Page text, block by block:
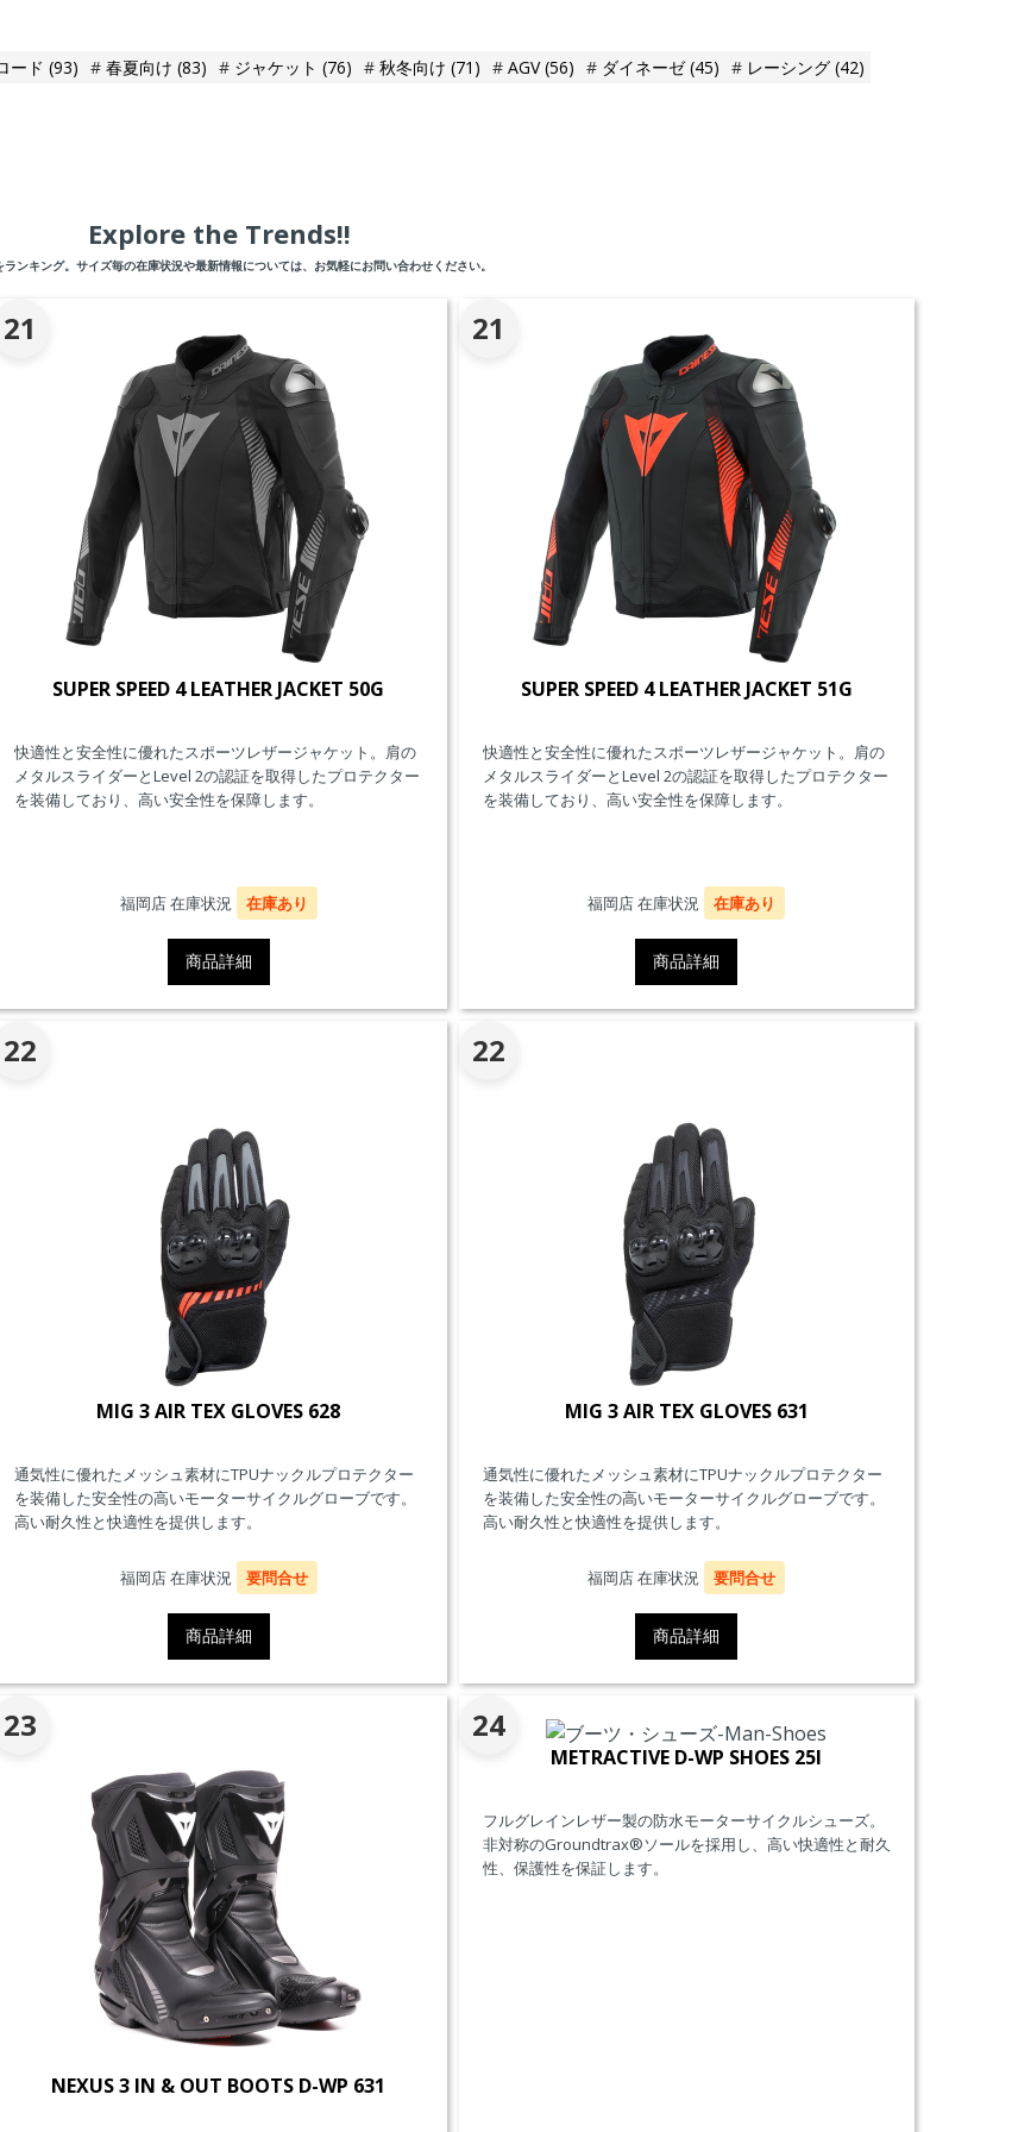
ード (93) 春夏向け (83) ジャケット (76) 秋冬向け (71) AGV(56) ダイネーゼ(45) レーシング (42)
Explore the Trends!!
ランキング。サイズ毎の在庫状況や最新情報については、お気軽にお問い合わせください。
21
SUPER SPEED 4 LEATHER JACKET 50G
快適性と安全性に優れたスポーツレザージャケット。肩の
メタルスライダーとLevel 2の認証を取得したプロテクター
を装備しており、高い安全性を保障します。
福岡店 在庫状況 在庫あり
商品詳細
21
SUPER SPEED 4 LEATHER JACKET 51G
快適性と安全性に優れたスポーツレザージャケット。肩の
メタルスライダーとLevel 2の認証を取得したプロテクター
を装備しており、高い安全性を保障します。
福岡店 在庫状況 在庫あり
商品詳細
22
MIG 3 AIR TEX GLOVES 628
通気性に優れたメッシュ素材にTPUナックルプロテクター
を装備した安全性の高いモーターサイクルグローブです。
高い耐久性と快適性を提供します。
福岡店 在庫状況 要問合せ
商品詳細
22
MIG 3 AIR TEX GLOVES 631
通気性に優れたメッシュ素材にTPUナックルプロテクター
を装備した安全性の高いモーターサイクルグローブです。
高い耐久性と快適性を提供します。
福岡店 在庫状況 要問合せ
商品詳細
23
NEXUS 3 IN & OUT BOOTS D-WP 631
24
METRACTIVE D-WP SHOES 25I
フルグレインレザー製の防水モーターサイクルシューズ。
非対称のGroundtrax®ソールを採用し、高い快適性と耐久
性、保護性を保証します。